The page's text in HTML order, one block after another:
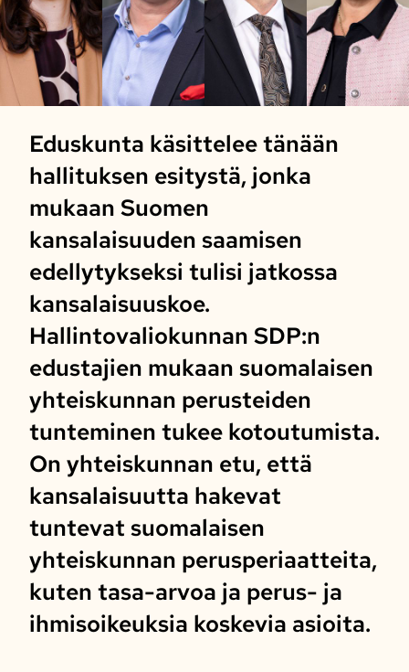
Eduskunta käsittelee tänään
hallituksen esitystä, jonka
mukaan Suomen
kansalaisuuden saamisen
edellytykseksi tulisi jatkossa
kansalaisuuskoe.
Hallintovaliokunnan SDP:n
edustajien mukaan suomalaisen
yhteiskunnan perusteiden
tunteminen tukee kotoutumista.
On yhteiskunnan etu, että
kansalaisuutta hakevat
tuntevat suomalaisen
yhteiskunnan perusperiaatteita,
kuten tasa-arvoa ja perus- ja
ihmisoikeuksia koskevia asioita.